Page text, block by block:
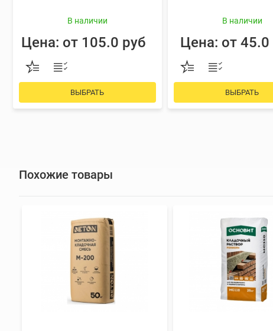
В наличии
Цена: от 105.0 руб
ВЫБРАТЬ
В наличии
Цена: от 45.0
ВЫБРАТЬ
Похожие товары